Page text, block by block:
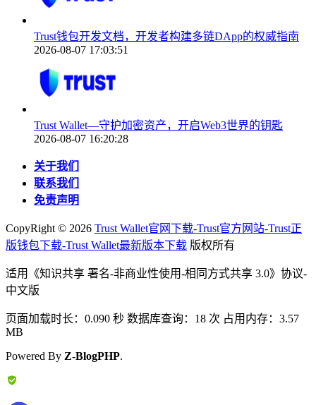
Trust钱包开发文档，开发者构建多链DApp的权威指南
2026-08-07 17:03:51
Trust Wallet—守护加密资产，开启Web3世界的钥匙
2026-08-07 16:20:28
关于我们
联系我们
免责声明
CopyRight © 2026 Trust Wallet官网下载-Trust官方网站-Trust正
版钱包下载-Trust Wallet最新版本下载 版权所有
适用《知识共享 署名-非商业性使用-相同方式共享 3.0》协议-
中文版
页面加载时长：0.090 秒 数据库查询：18 次 占用内存：3.57
MB
Powered By Z-BlogPHP.